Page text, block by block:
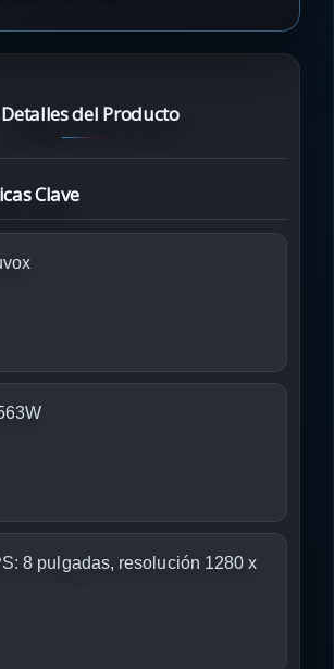
Detalles del Producto
Clave
8 pulgadas, resolución 1280 x